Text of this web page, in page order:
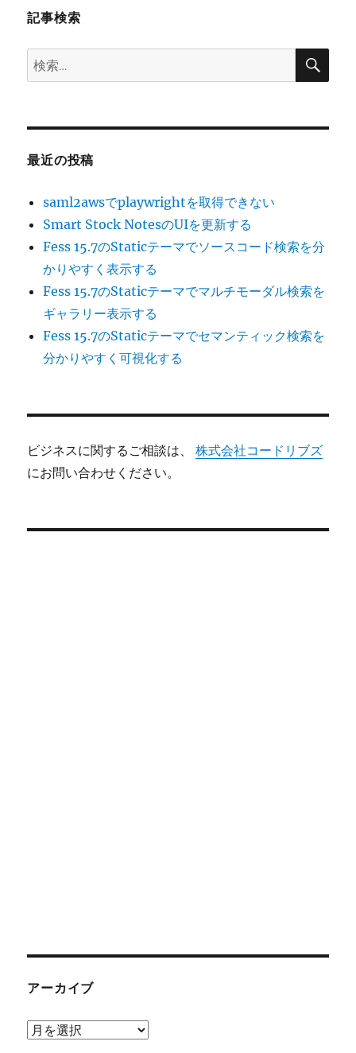
記事検索
検
索:
検
最近の投稿
saml2awsでplaywrightを取得できない
Smart Stock NotesのUIを更新する
Fess 15.7のStaticテーマでソースコード検索を分
かりやすく表示する
Fess 15.7のStaticテーマでマルチモーダル検索を
ギャラリー表示する
Fess 15.7のStaticテーマでセマンティック検索を
分かりやすく可視化する
ビジネスに関するご相談は、株式会社コードリブズ
にお問い合わせください。
アーカイブ
ア